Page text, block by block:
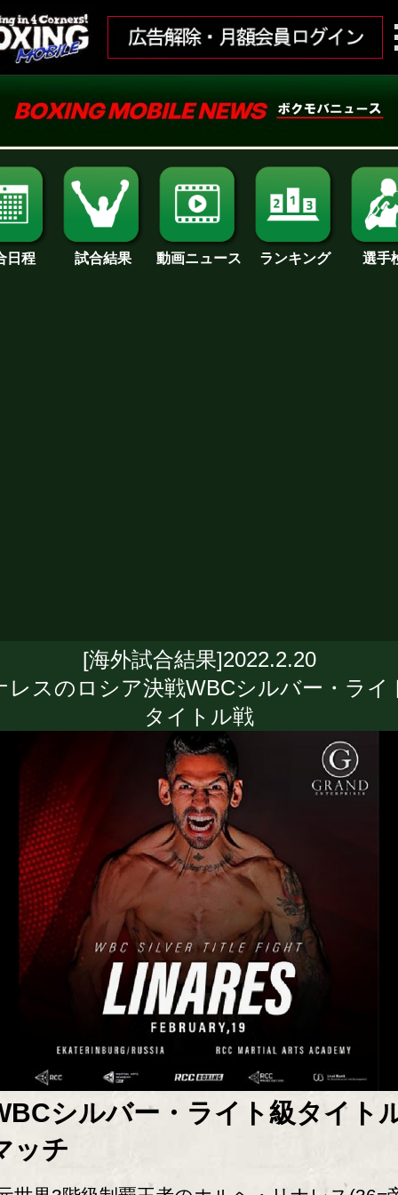
日程 試合結果 動画ニュース ランキング 選手
[海外試合結果]2022.2.20
レスのロシア決戦WBCシルバー・ライ
タイトル戦
シルバー・ライト級タイト
ッチ